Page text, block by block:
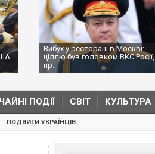
Вибух у ресторані в Москві:
ціллю був головком ВКС Росії,
пр...
ПОДІЇ СВІТ КУЛЬТУРА
ПОДВИГИ УКРАЇНЦІВ